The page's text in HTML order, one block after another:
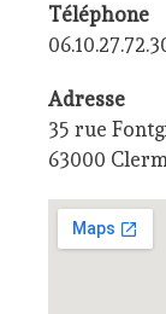
Téléphone
Adresse
35 rue
63000